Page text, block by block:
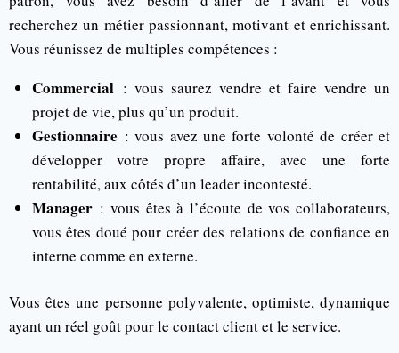
recherchez un métier passionnant, motivant et enrichissant.
Vous réunissez de multiples compétences :
Commercial: vous saurez vendre et faire vendre un
projet de vie, plus qu’un produit.
Gestionnaire : vous avez une forte volonté de créer et
développer votre propre affaire, avec une forte
rentabilité, aux côtés d’un leader incontesté.
Manager: vous êtes à l’écoute de vos collaborateurs,
vous êtes doué pour créer des relations de confiance en
interne comme en externe.
Vous êtes une personne polyvalente, optimiste, dynamique
ayant un réel goût pour le contact client et le service.